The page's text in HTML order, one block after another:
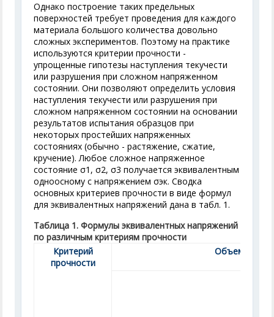
Однако построение таких предельных
поверхностей требует проведения для каждого
материала большого количества довольно
сложных экспериментов. Поэтому на практике
используются критерии прочности -
упрощенные гипотезы наступления текучести
или разрушения при сложном напряженном
состоянии. Они позволяют определить условия
наступления текучести или разрушения при
сложном напряженном состоянии на основании
результатов испытания образцов при
некоторых простейших напряженных
состояниях (обычно - растяжение, сжатие,
кручение). Любое сложное напряженное
состояние σ1 , σ2, σ3 получается эквивалентным
одноосному с напряжением σэк. Сводка
основных критериев прочности в виде формул
для эквивалентных напряжений дана в табл. 1.
Таблица 1. Формулы эквивалентных напряжений
по различным критериям прочности
Критерий
прочности
Объемное